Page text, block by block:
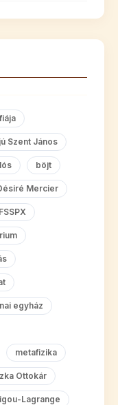
Szent János
böjt
Mercier
FSSPX
egyház
metafizika
Ottokár
Lagrange